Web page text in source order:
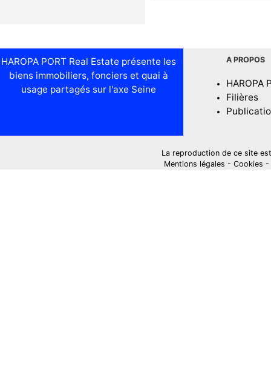
HAROPA PORT Real Estate présente les
biens immobiliers, fonciers et quai à
usage partagés sur l'axe Seine
A PROPOS
HAROPA
Filières
La reproduction de ce site
Mentions légales - Cookies -